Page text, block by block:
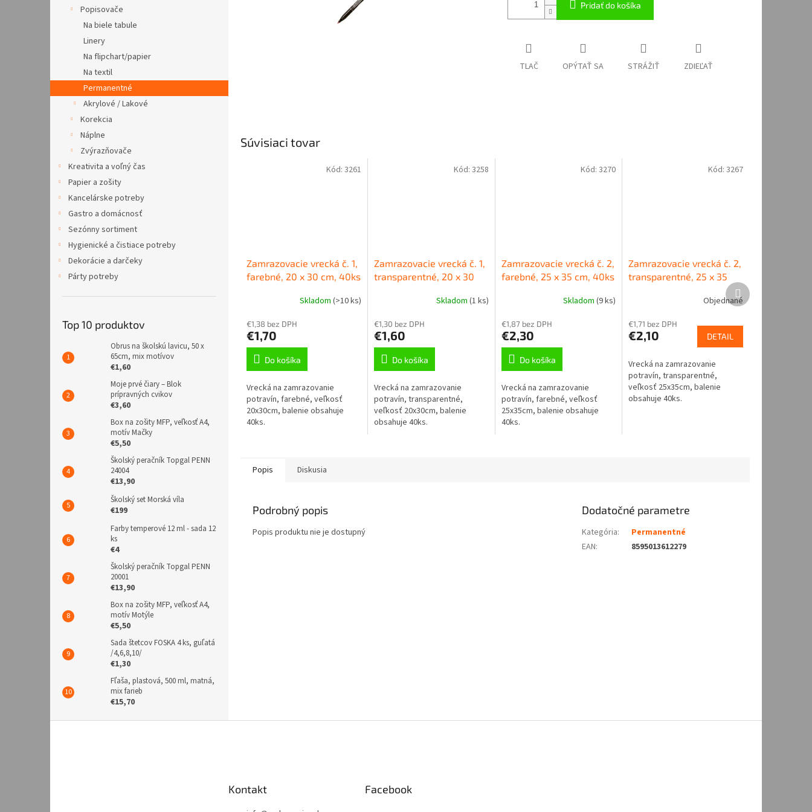
Popisovače
Na biele tabule
Linery
Na flipchart/papier
Na textil
Permanentné
Akrylové / Lakové
Korekcia
Náplne
Zvýrazňovače
Kreativita a voľný čas
Papier a zošity
Kancelárske potreby
Gastro a domácnosť
Sezónny sortiment
Hygienické a čistiace potreby
Dekorácie a darčeky
Párty potreby
Top 10 produktov
Obrus na školskú lavicu, 50 x
65cm, mix motívov
€1,60
Moje prvé čiary – Blok
prípravných cvikov
€3,60
Box na zošity MFP, veľkosť A4,
motív Mačky
€5,50
Školský peračník Topgal PENN
24004
€13,90
Školský set Morská víla
€199
Farby temperové 12 ml - sada 12
ks
€4
Školský peračník Topgal PENN
20001
€13,90
Box na zošity MFP, veľkosť A4,
motív Motýle
€5,50
Sada štetcov FOSKA 4 ks, guľatá
/4,6,8,10/
€1,30
Fľaša, plastová, 500 ml, matná,
mix farieb
€15,70
Pridať do košíka
TLAČ OPÝTAŤ SA STRÁŽIŤ ZDIEĽAŤ
Súvisiaci tovar
Zamrazovacie vrecká č. 1,
farebné, 20 x 30 cm, 40ks
Skladom (>10 ks)
€1,38 bez DPH
€1,70
Do košíka
Vrecká na zamrazovanie
potravín, farebné, veľkosť
20x30cm, balenie obsahuje
40ks.
Kód: 3261
Zamrazovacie vrecká č. 1,
transparentné, 20 x 30
Skladom (1 ks)
€1,30 bez DPH
€1,60
Do košíka
Vrecká na zamrazovanie
potravín, transparentné,
veľkosť 20x30cm, balenie
obsahuje 40ks.
Kód: 3258
Zamrazovacie vrecká č. 2,
farebné, 25 x 35 cm, 40ks
Skladom(9 ks)
€1,87 bez DPH
€2,30
Do košíka
Vrecká na zamrazovanie
potravín, farebné, veľkosť
25x35cm, balenie obsahuje
40ks.
Kód:3270
Zamrazovacie vrecká č. 2,
transparentné, 25 x 35
Objednané
€1,71 bez DPH
€2,10 DETAIL
Vrecká na zamrazovanie
potravín, transparentné,
veľkosť 25x35cm, balenie
obsahuje 40ks.
Kód: 3267
Ďalší
produkt
Popis Diskusia
Podrobný popis
Popis produktu nie je dostupný
Dodatočné parametre
Kategória:
Permanentné
EAN: 8595013612279
Kontakt Facebook